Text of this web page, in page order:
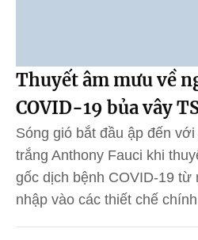
Thuyết âm mưu về
COVID-19 bủa vây
Sóng gió bắt đầu ập đến
trắng Anthony Fauci khi
gốc dịch bệnh COVID-19 từ
nhập vào các thiết chế